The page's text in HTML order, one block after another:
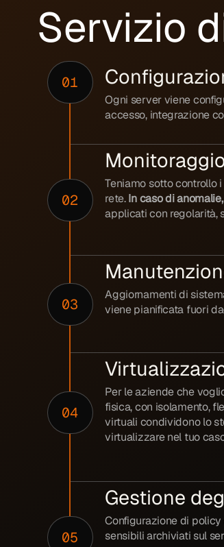
Servizio
01
Ogni server viene
accesso, integrazione
02
Teniamo sotto controllo
rete.In caso di
applicati con regolarità,
03
Aggiornamenti di
viene pianificata fuori
04
Per le aziende che
fisica, con isolamento,
virtuali condividono lo
virtualizzare nel tuo
05
Gestione
Configurazione di
sensibili archiviati sul